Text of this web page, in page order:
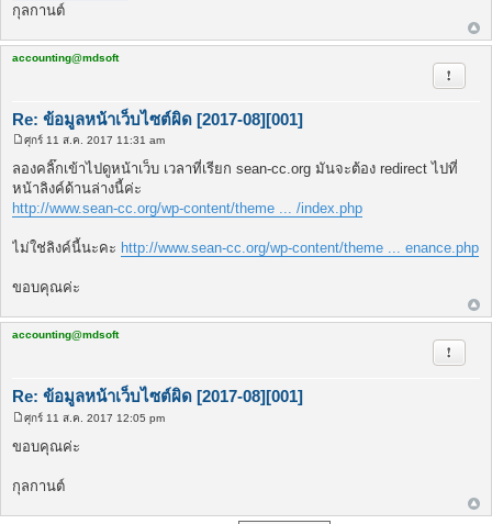
กุลกานต์
accounting@mdsoft
Re: ข้อมูลหน้าเว็บไซต์ผิด [2017-08][001]
รายงา
โ
พ
ส
ต์
ศุกร์ 11 ส.ค. 2017 11:31 am
ลองคลิ๊กเข้าไปดูหน้าเว็บ เวลาที่เรียก sean-cc.org มันจะต้อง redirect ไปที่
หน้าลิงค์ด้านล่างนี้ค่ะ
http://www.sean-cc.org/wp-content/theme ... /index.php
ไม่ใช่ลิงค์นี้นะคะ http://www.sean-cc.org/wp-content/theme ... enance.php
ขอบคุณค่ะ
accounting@mdsoft
Re: ข้อมูลหน้าเว็บไซต์ผิด [2017-08][001]
รายงา
โ
พ
ส
ศุกร์ 11 ส.ค. 2017 12:05 pm
ขอบคุณค่ะ
กุลกานต์